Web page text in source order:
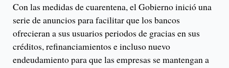
Con las medidas de cuarentena, el Gobierno inició una
serie de anuncios para facilitar que los bancos
ofrecieran a sus usuarios periodos de gracias en sus
créditos, refinanciamientos e incluso nuevo
endeudamiento para que las empresas se mantengan a